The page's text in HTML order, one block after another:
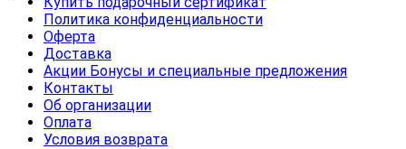
Политика конфиденциальности
Оферта
Доставка
Акции Бонусы и специальные предложения
Контакты
Об организации
Оплата
Условия возврата